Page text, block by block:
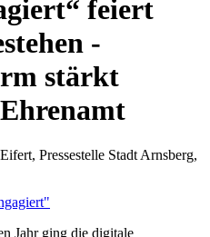
feiert
-
stärkt
Pressestelle Stadt Arnsberg,
Jahr ging die digitale